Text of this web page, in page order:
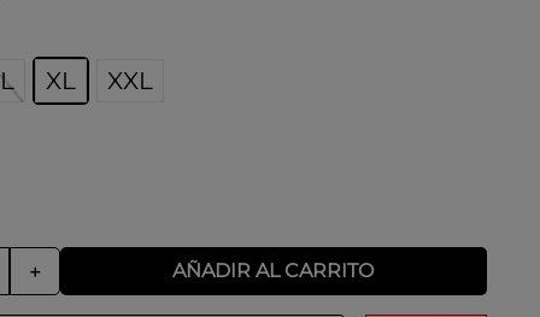
L XL XXL
＋ AÑADIR AL CARRITO